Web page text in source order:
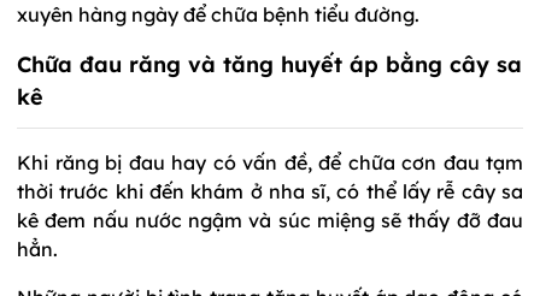
xuyên hàng ngày để chữa bệnh tiểu đường.
Chữa đau răng và tăng huyết áp bằng cây sa
kê
Khi răng bị đau hay có vấn đề, để chữa cơn đau tạm
thời trước khi đến khám ở nha sĩ, có thể lấy rễ cây sa
kê đem nấu nước ngậm và súc miệng sẽ thấy đỡ đau
hẳn.